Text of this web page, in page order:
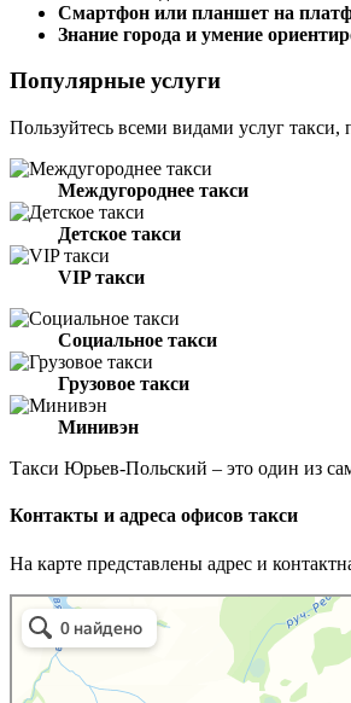
Смартфон или планшет на
Знание города и умение
Популярные услуги
Пользуйтесь всеми видами услуг такси,
Междугороднее такси
Детское такси
VIP такси
Социальное такси
Грузовое такси
Минивэн
Такси Юрьев-Польский – это один из
Контакты и адреса офисов такси
На карте представлены адрес и